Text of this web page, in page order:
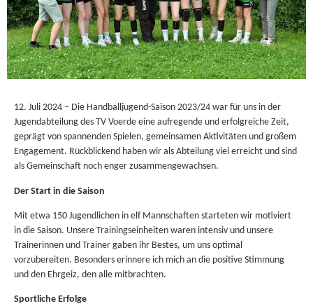
12. Juli 2024 – Die Handballjugend-Saison 2023/24 war für uns in der
Jugendabteilung des TV Voerde eine aufregende und erfolgreiche Zeit,
geprägt von spannenden Spielen, gemeinsamen Aktivitäten und großem
Engagement. Rückblickend haben wir als Abteilung viel erreicht und sind
als Gemeinschaft noch enger zusammengewachsen.
Der Start in die Saison
Mit etwa 150 Jugendlichen in elf Mannschaften starteten wir motiviert
in die Saison. Unsere Trainingseinheiten waren intensiv und unsere
Trainerinnen und Trainer gaben ihr Bestes, um uns optimal
vorzubereiten. Besonders erinnere ich mich an die positive Stimmung
und den Ehrgeiz, den alle mitbrachten.
Sportliche Erfolge